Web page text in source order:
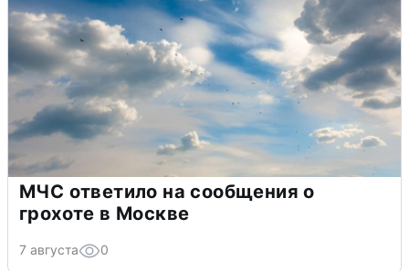
МЧС ответило на сообщения о
грохоте в Москве
7 августа 0